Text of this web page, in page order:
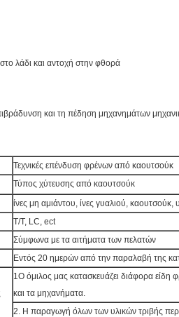
λάδι και αντοχή στην φθορά
και τη πέδηση μηχανημάτων
Τεχνικές επένδυση φρένων από καουτσούκ
Τύπος χύτευσης από καουτσούκ
ίνες μη αμιάντου, ίνες γυαλιού, καουτσούκ,
Τ/Τ, LC, ect
Σύμφωνα με τα αιτήματα των πελατών
Εντός 20 ημερών από την παραλαβή της
1Ο όμιλος μας κατασκευάζει διάφορα
και τα μηχανήματα.
2. Η παραγωγή όλων των υλικών τριβής